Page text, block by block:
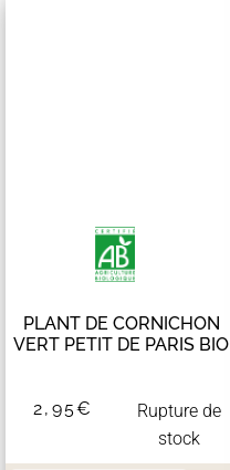
PLANT DE CORNICHON
VERT PETIT DE PARIS BIO
2,95€
Rupture de
stock